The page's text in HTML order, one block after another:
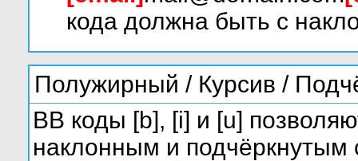
кода должна быть с
Полужирный / Курсив /
BB коды [b], [i] и [u]
наклонным и подчёркнутым